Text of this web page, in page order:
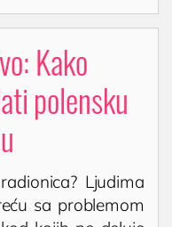
Kako
polensku
Ljudima
sa problemom